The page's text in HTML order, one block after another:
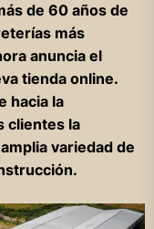
de 60 años de
más
anuncia el
tienda online.
hacia la
clientes la
variedad de